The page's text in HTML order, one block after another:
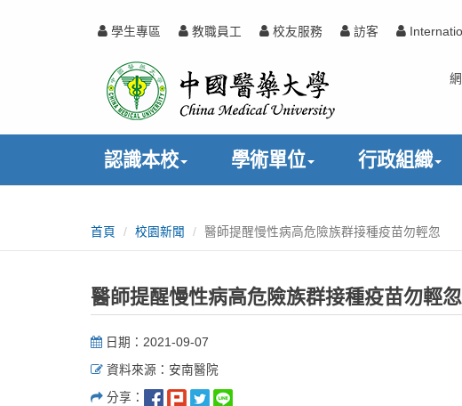
學生專區 教職員工 校友服務 訪客
中
國
醫
藥
大
學
認識本校 學術單位 行政組織
首頁 校園新聞 醫師提醒慢性病高危險族群接種疫苗勿輕忽
醫師提醒慢性病高危險族群接種疫苗勿輕忽
日期：2021-09-07
資料來源：安南醫院
分享：